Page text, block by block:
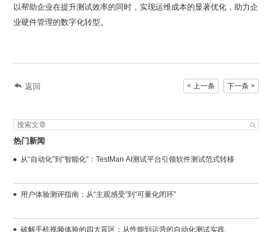
热门新闻
从“自动化”到“智能化”：TestMan AI测试平台引领软件测试范式转移
用户体验测评指南：从“主观感受”到“可量化闭环”
破解手机视频体验的四大盲区：从性能到运营的自动化测试实践
业硬件管理的数字化转型。
返回 < 上一条 下一条 >